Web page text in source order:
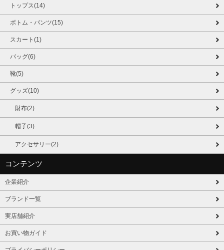
トップス(14)
ボトム・パンツ(15)
スカート(1)
バッグ(6)
靴(5)
グッズ(10)
財布(2)
帽子(3)
アクセサリー(2)
コンテンツ
企業紹介
ブランド一覧
実店舗紹介
お買い物ガイド